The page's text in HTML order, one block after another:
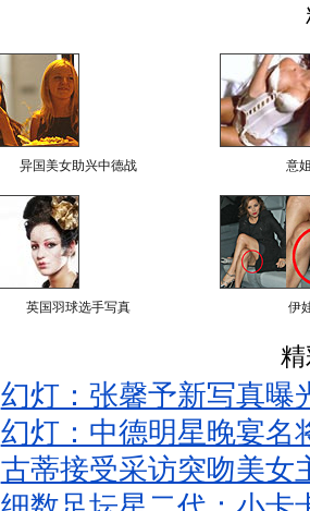
异国美女助兴中德战 意
英国羽球选手写真 伊
幻灯：张馨予新写真曝
幻灯：中德明星晚宴名
古蒂接受采访突吻美女